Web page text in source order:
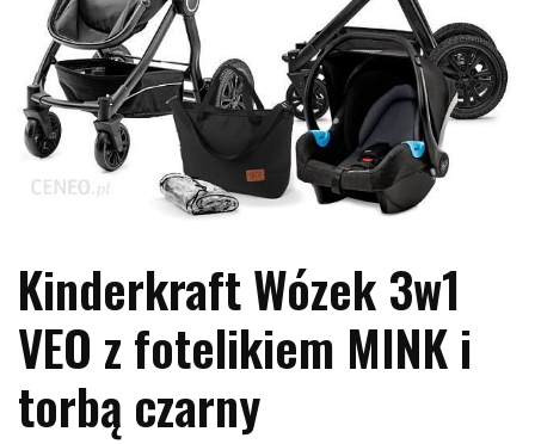
Kinderkraft Wózek 3w1
VEO z fotelikiem MINK i
torbą czarny